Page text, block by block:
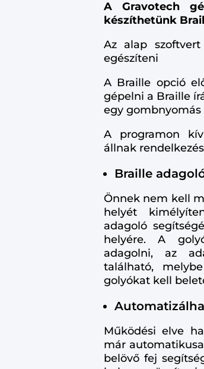
A Gravotech
készíthetünk
Az alap
egészíteni
A Braille opció
gépelni a Braille
egy
A programon
állnak
Braille
Önnek nem kell
helyét
adagoló
helyére. A
adagolni, az
található,
golyókat kell
Működési elve
már
belövő fej